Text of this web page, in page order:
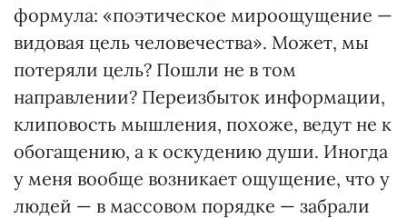
формула: «поэтическое мироощущение —
видовая цель человечества». Может, мы
потеряли цель? Пошли не в том
направлении? Переизбыток информации,
клиповость мышления, похоже, ведут не к
обогащению, а к оскудению души. Иногда
у меня вообще возникает ощущение, что у
людей — в массовом порядке — забрали